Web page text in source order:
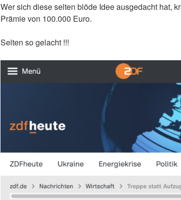
Wer sich diese selten blöde Idee ausgedacht hat,
Prämie von 100.000 Euro.
Selten so gelacht !!!